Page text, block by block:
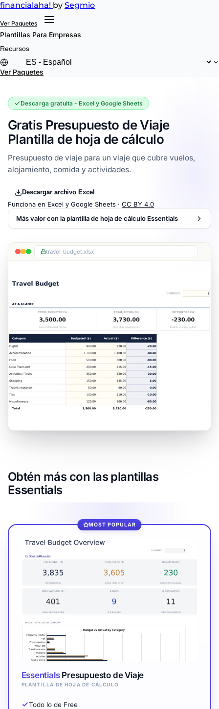
financialaha! by Segmio
Ver Paquetes
Plantillas Para Empresas
Recursos
Ver Paquetes
Descarga gratuita - Excel y Google Sheets
Gratis Presupuesto de Viaje
Plantilla de hoja de cálculo
Presupuesto de viaje para un viaje que cubre vuelos,
alojamiento, comida y actividades.
Descargar archivo Excel
Funciona en Excel y Google Sheets · CC BY 4.0
Más valor con la plantilla de hoja de cálculo Essentials
travel-budget.xlsx
Obtén más con las plantillas
Essentials
MOST POPULAR
EssentialsPresupuesto de Viaje
PLANTILLA DE HOJA DE CÁLCULO
Todo lo de Free